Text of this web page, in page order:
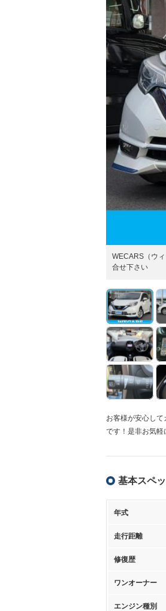
WECARS（ウ
合せ下さい
お客様が安心し
です！是非お気軽
基本スペ
年式
走行距離
修復歴
ワンオーナー
エンジン種別